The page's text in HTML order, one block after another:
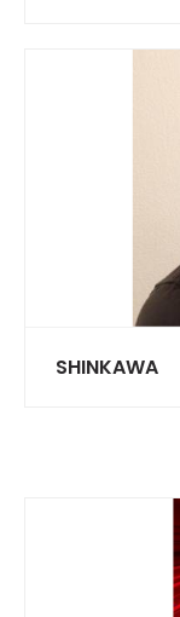
SHINKAWA